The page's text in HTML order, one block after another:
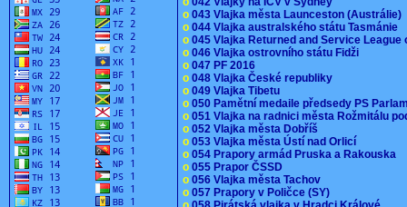
o 043 Vlajka města Launceston (Austrálie)
o 044 Vlajka australského státu Tasmánie
o 045 Vlajka Returned and Service
o 046 Vlajka ostrovního státu Fidži
o 047 PF 2016
o 048 Vlajka České republiky
o 049 Vlajka Tibetu
o 050 Pamětní medaile předsedy PS
o 051 Vlajka na radnici města Rožmitálu
o 052 Vlajka města Dobříš
o 053 Vlajka města Ústí nad Orlicí
o 054 Prapory armád Pruska a Rakouska
o 055 Prapor ČSSD
o 056 Vlajka města Tachov
o 057 Prapory v Poličce (SY)